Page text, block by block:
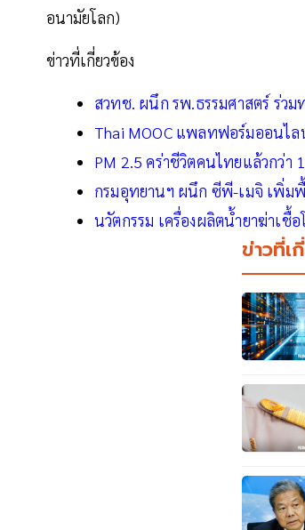
อนามัยโลก)
ข่าวที่เกี่ยวข้อง
สวทช. ผนึก รพ.ธรรมศาสตร์ ร่ว
Thai MOOC แพลทฟอร์มออนไล
PM 2.5 คร่าชีวิตคนไทยแล้วกว่า
กรมอุทยานฯ ผนึก ซีพี-เมจิ เพิ่ม
นวัตกรรม เครื่องผลิตนํ้ายาฆ่าเชื้
ข่าวที่